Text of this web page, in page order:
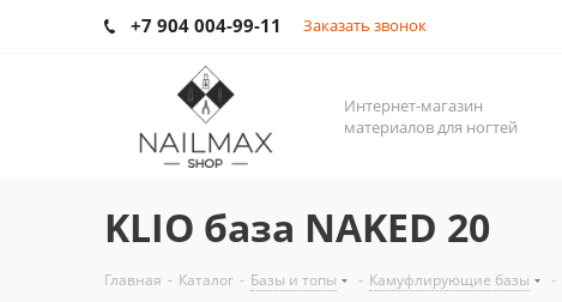
+7 904 004-99-11 Заказать звонок
Интернет-магазин
материалов для ногтей
KLIO база NAKED 20
Главная - Каталог - Базы и топы - Камуфлирующие базы -